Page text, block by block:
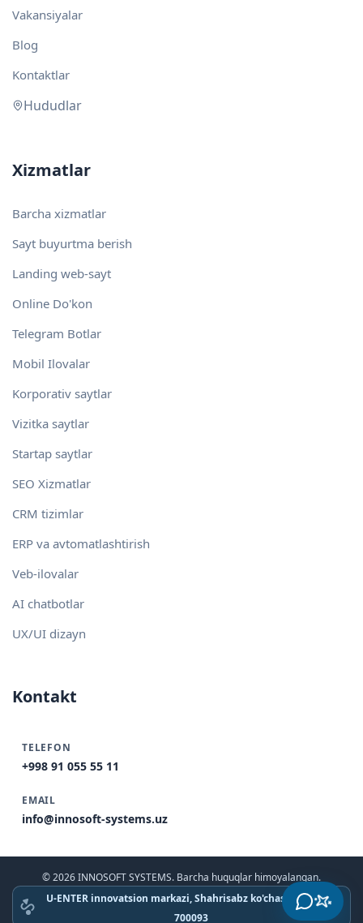
Vakansiyalar
Blog
Kontaktlar
Hududlar
Xizmatlar
Barcha xizmatlar
Sayt buyurtma berish
Landing web-sayt
Online Do'kon
Telegram Botlar
Mobil Ilovalar
Korporativ saytlar
Vizitka saytlar
Startap saytlar
SEO Xizmatlar
CRM tizimlar
ERP va avtomatlashtirish
Veb-ilovalar
AI chatbotlar
UX/UI dizayn
Kontakt
TELEFON
+998 91 055 55 11
EMAIL
info@innosoft-systems.uz
© 2026 INNOSOFT SYSTEMS. Barcha huquqlar himoyalangan.
U-ENTER innovatsion markazi, Shahrisabz ko'chasi, Toshkent
700093